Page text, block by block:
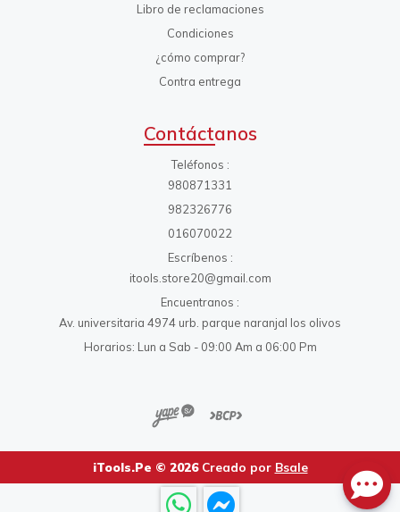
Libro de reclamaciones
Condiciones
¿cómo comprar?
Contra entrega
Contáctanos
Teléfonos
980871331
982326776
016070022
Escríbenos
itools.store20@gmail.com
Encuentranos
Av. universitaria 4974 urb. parque naranjal los olivos
Horarios: Lun a Sab - 09:00 Am a 06:00 Pm
iTools.Pe © 2026Creado por Bsale